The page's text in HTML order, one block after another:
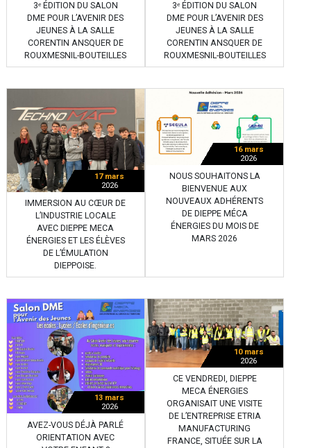
3ᵉ ÉDITION DU SALON
DME POUR L’AVENIR DES
JEUNES À LA SALLE
CORENTIN ANSQUER DE
ROUXMESNIL-BOUTEILLES
3ᵉ ÉDITION DU SALON
DME POUR L’AVENIR DES
JEUNES À LA SALLE
CORENTIN ANSQUER DE
ROUXMESNIL-BOUTEILLES
17 mars
2026
IMMERSION AU CŒUR DE
L’INDUSTRIE LOCALE
AVEC DIEPPE MECA
ÉNERGIES ET LES ÉLÈVES
DE L’ÉMULATION
DIEPPOISE.
16 mars
2026
NOUS SOUHAITONS LA
BIENVENUE AUX
NOUVEAUX ADHÉRENTS
DE DIEPPE MÉCA
ÉNERGIES DU MOIS DE
MARS 2026
13 mars
2026
AVEZ-VOUS DÉJÀ PARLÉ
ORIENTATION AVEC
10 mars
2026
CE VENDREDI, DIEPPE
MECA ÉNERGIES
ORGANISAIT UNE VISITE
DE L’ENTREPRISE ETRIA
MANUFACTURING
FRANCE, SITUÉE SUR LA